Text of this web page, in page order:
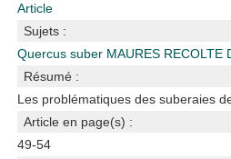
Article
Sujets :
Quercus suber MAURES RECOLTE
Résumé :
Les problématiques des suberaies
Article en page(s) :
49-54